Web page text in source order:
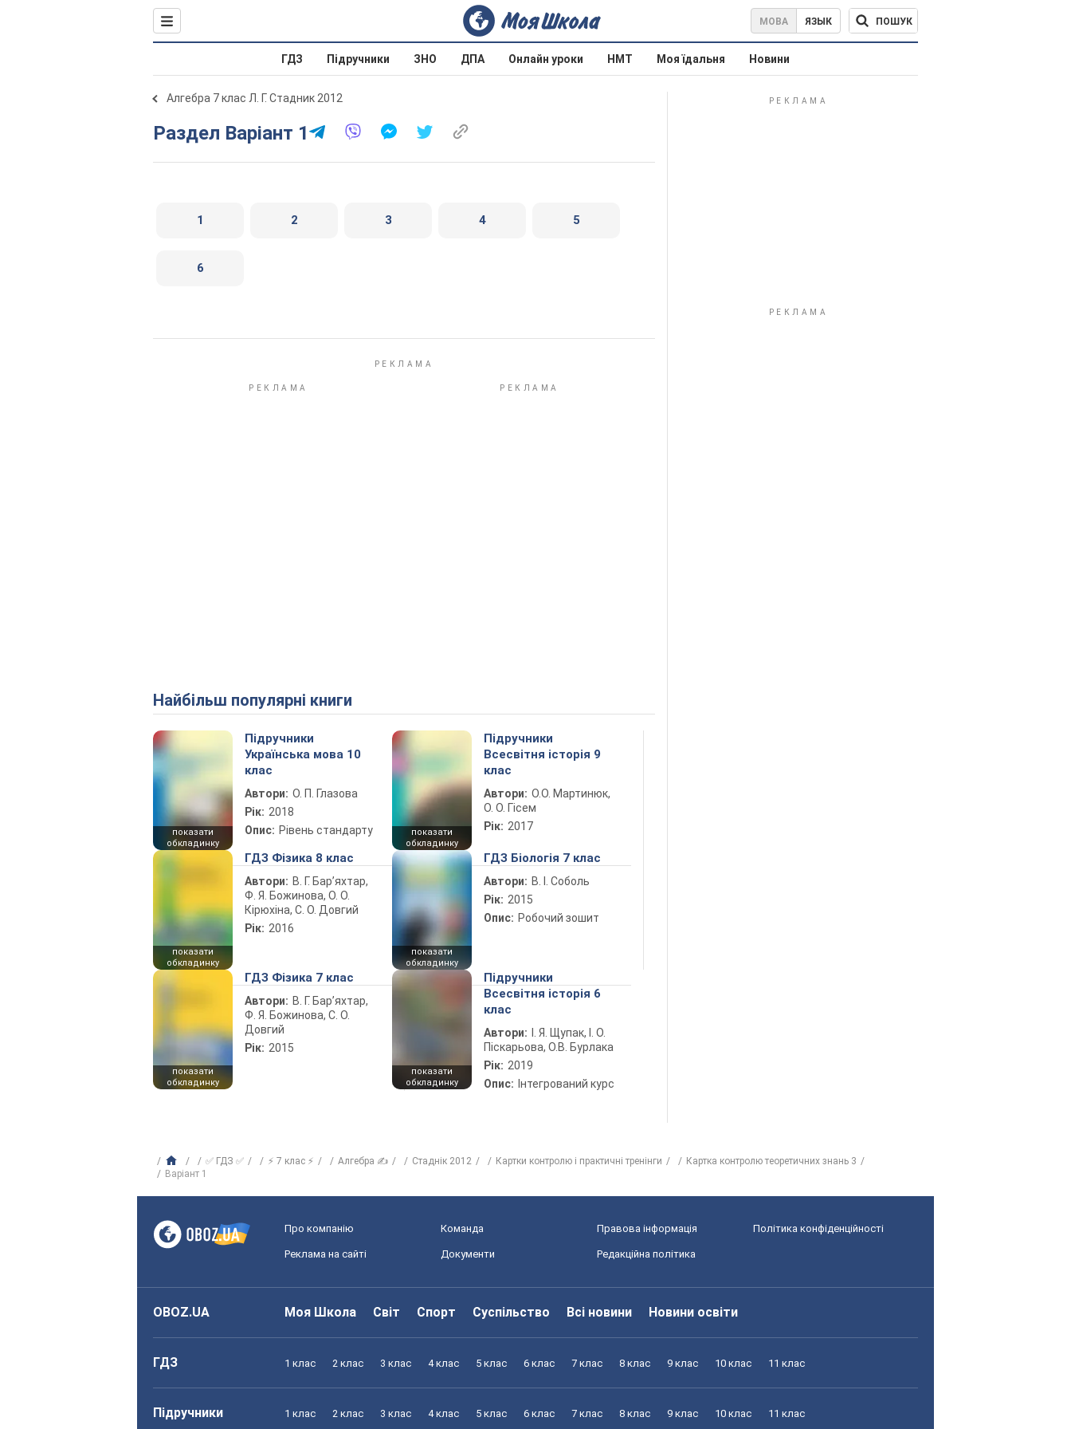
МОВА ЯЗЫК ПОШУК
ГДЗ Підручники ЗНО ДПА Онлайн уроки НМТ Моя їдальня Новини
Алгебра 7 клас Л. Г. Стадник 2012
Раздел Варіант 1
1 2 3 4 5
6
Найбільш популярні книги
показати
обкладинку
Підручники
Українська мова 10
клас
Автори: О. П. Глазова
Рік: 2018
Опис: Рівень стандарту
показати
обкладинку
Підручники
Всесвітня історія 9
клас
Автори: О.О. Мартинюк,
О. О. Гісем
Рік: 2017
показати
обкладинку
ГДЗ Фізика 8 клас
Автори: В. Г. Бар’яхтар,
Ф. Я. Божинова, О. О.
Кірюхіна, С. О. Довгий
Рік: 2016
показати
обкладинку
ГДЗ Біологія 7 клас
Автори: В. І. Соболь
Рік: 2015
Опис: Робочий зошит
показати
обкладинку
ГДЗ Фізика 7 клас
Автори: В. Г. Бар’яхтар,
Ф. Я. Божинова, С. О.
Довгий
Рік: 2015
показати
обкладинку
Підручники
Всесвітня історія 6
клас
Автори:
І. Я. Щупак, І. О.
Піскарьова, О.В. Бурлака
Рік: 2019
Опис: Інтегрований курс
✅ ГДЗ ✅ ⚡ 7 клас ⚡ Алгебра ✍ Стаднік 2012 Картки контролю і практичні тренінги
Картка контролю теоретичних знань 3
Варіант 1
Про компанію Команда Правова інформація Політика конфіденційності
Реклама на сайті Документи Редакційна політика
OBOZ.UA Моя Школа Світ Спорт Суспільство Всі новини Новини освіти
ГДЗ 1 клас 2 клас 3 клас 4 клас 5 клас 6 клас 7 клас 8 клас 9 клас 10 клас 11 клас
Підручники 1 клас 2 клас 3 клас 4 клас 5 клас 6 клас 7 клас 8 клас 9 клас 10 клас 11 клас